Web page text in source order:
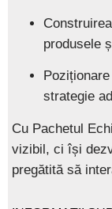
produsele
strategie
Cu Pachetul
vizibil, ci își
pregătită să